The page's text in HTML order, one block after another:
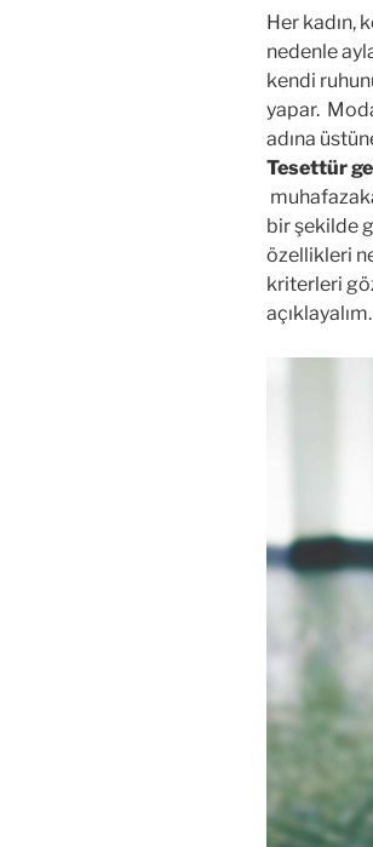
Her kadın,
nedenle
kendi
yapar.
adına
Tesettür
bir şekilde
özellikleri
kriterleri
açıklayalım.